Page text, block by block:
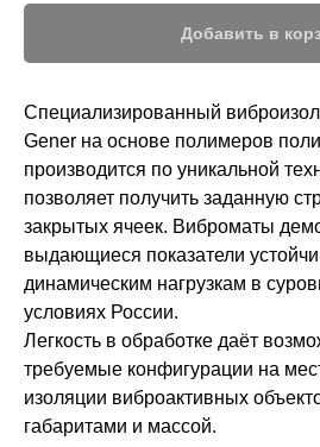
Добавить в
Специализированный
Gener на основе полимеров
производится по уникальной
позволяет получить заданную
закрытых ячеек. Виброматы
выдающиеся показатели
динамическим нагрузкам в
условиях России.
Легкость в обработке даёт
требуемые конфигурации на
изоляции виброактивных
габаритами и массой.